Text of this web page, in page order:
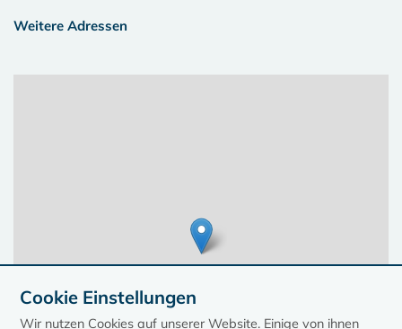
Weitere Adressen
Cookie Einstellungen
Wir nutzen Cookies auf unserer Website. Einige von ihnen